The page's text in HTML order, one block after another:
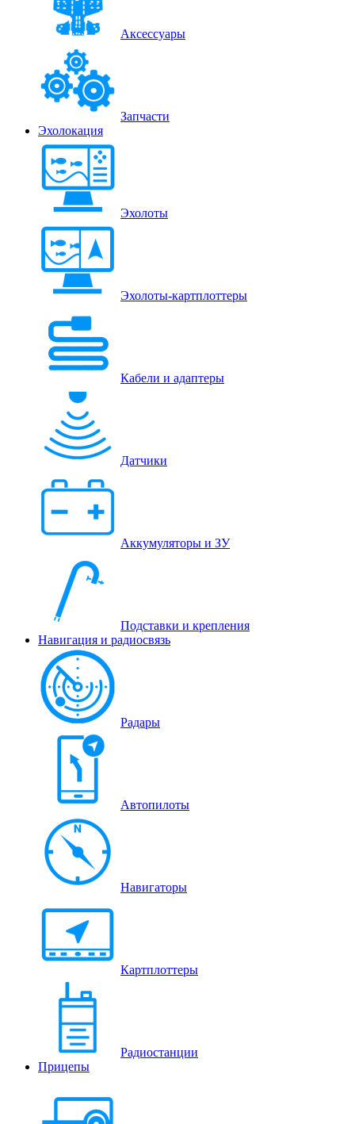
Аксессуары
Запчасти
Эхолокация
Эхолоты
Эхолоты-картплоттеры
Кабели и адаптеры
Датчики
Аккумуляторы и ЗУ
Подставки и крепления
Навигация и радиосвязь
Радары
Автопилоты
Навигаторы
Картплоттеры
Радиостанции
Прицепы